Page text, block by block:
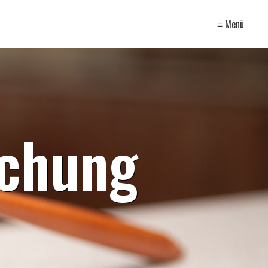
≡ Menü